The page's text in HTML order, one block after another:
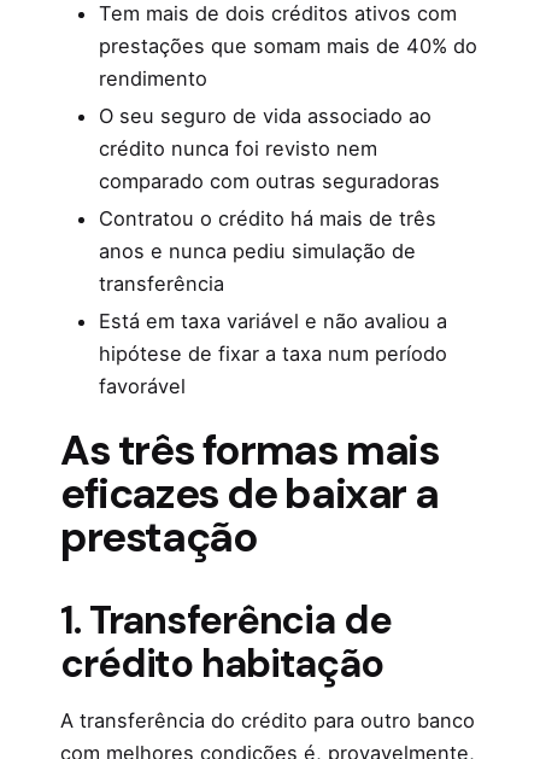
Tem mais de dois créditos ativos com
prestações que somam mais de 40% do
rendimento
O seu seguro de vida associado ao
crédito nunca foi revisto nem
comparado com outras seguradoras
Contratou o crédito há mais de três
anos e nunca pediu simulação de
transferência
Está em taxa variável e não avaliou a
hipótese de fixar a taxa num período
favorável
As três formas mais
eficazes de baixar a
prestação
1. Transferência de
crédito habitação
A transferência do crédito para outro banco
com melhores condições é, provavelmente,